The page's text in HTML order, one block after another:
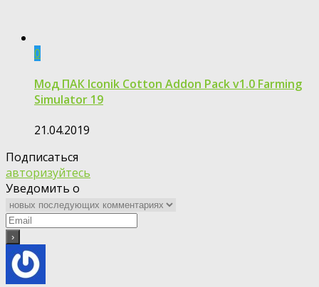
0
Мод ПАК Iconik Cotton Addon Pack v1.0 Farming
Simulator 19
21.04.2019
Подписаться
авторизуйтесь
Уведомить о